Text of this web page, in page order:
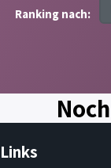
Ranking nach:
Links